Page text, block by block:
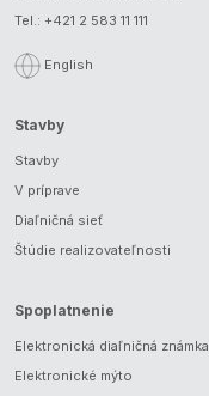
Tel.: +421 2 583 11 111
English
Stavby
Stavby
V príprave
Diaľničná sieť
Štúdie realizovateľnosti
Spoplatnenie
Elektronická diaľničná známka
Elektronické mýto